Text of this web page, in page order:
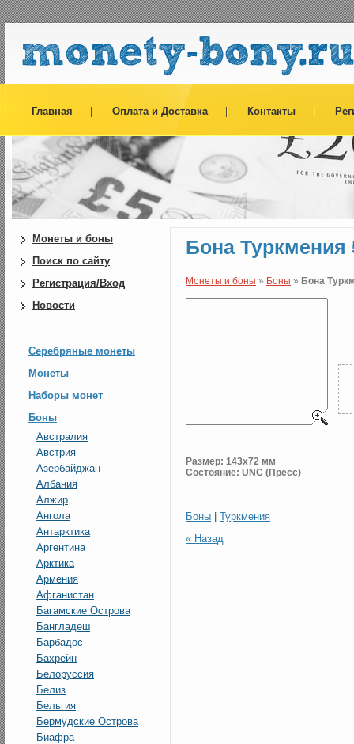
Главная Оплата и Доставка Контакты
Монеты и боны
Поиск по сайту
Регистрация/Вход
Новости
Серебряные монеты
Монеты
Наборы монет
Боны
Австралия
Австрия
Азербайджан
Албания
Алжир
Ангола
Антарктика
Аргентина
Арктика
Армения
Афганистан
Багамские Острова
Бангладеш
Барбадос
Бахрейн
Белоруссия
Белиз
Бельгия
Бермудские Острова
Биафра
Бона Туркмения
Монеты и боны » Боны » Бона
Размер: 143x72 мм
Состояние: UNC (Пресс)
Боны
Туркмения
« Назад